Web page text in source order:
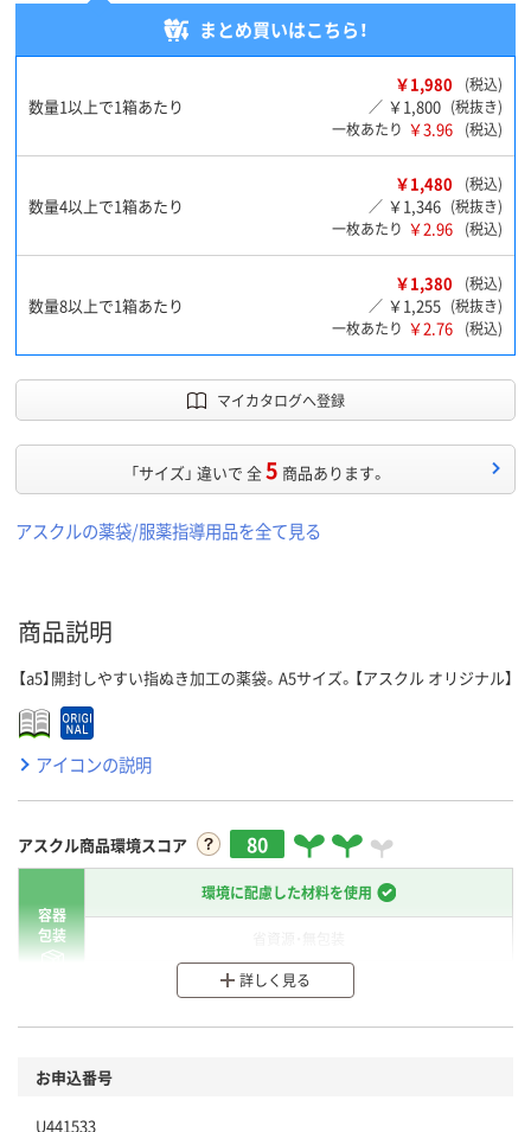
まとめ買いはこちら！
数量1以上で1箱あたり
￥1,980
(税込)
／ ￥1,800 (税抜き)
一枚あたり ￥3.96 (税込)
数量4以上で1箱あたり
￥1,480
(税込)
／ ￥1,346 (税抜き)
一枚あたり ￥2.96 (税込)
数量8以上で1箱あたり
￥1,380
(税込)
／ ￥1,255 (税抜き)
一枚あたり ￥2.76 (税込)
マイカタログへ登録
「サイズ」 違いで 全5 商品あります。
アスクルの薬袋/服薬指導用品を全て見る
商品説明
【a5】開封しやすい指ぬき加工の薬袋。A5サイズ。【アスクル オリジナル】
アイコンの説明
アスクル商品環境スコア 80
容器
包装
環境に配慮した材料を使用
分別・リサイクルしやすい設計
商品
本体
詳しく見る
お申込番号
U441533